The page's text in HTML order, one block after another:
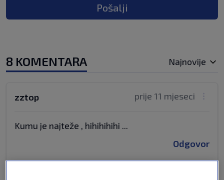
Pošalji
8 KOMENTARA Najnovije
prije 11 mjeseci
zztop
Kumu je najteže , hihihihihi ...
Odgovor